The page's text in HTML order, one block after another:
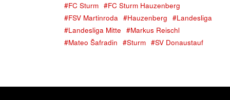
#FC Sturm #FC Sturm Hauzenberg
#FSV Martinroda #Hauzenberg #Landesliga
#Landesliga Mitte #Markus Reischl
#Mateo Šafradin #Sturm #SV Donaustauf